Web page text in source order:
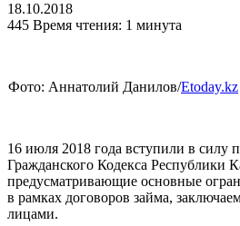
18.10.2018
445 Время чтения: 1 минута
Фото: Аннатолий Данилов/Etoday.kz
16 июля 2018 года вступили в силу
Гражданского Кодекса Республики
предусматривающие основные
в рамках договоров займа,
лицами.